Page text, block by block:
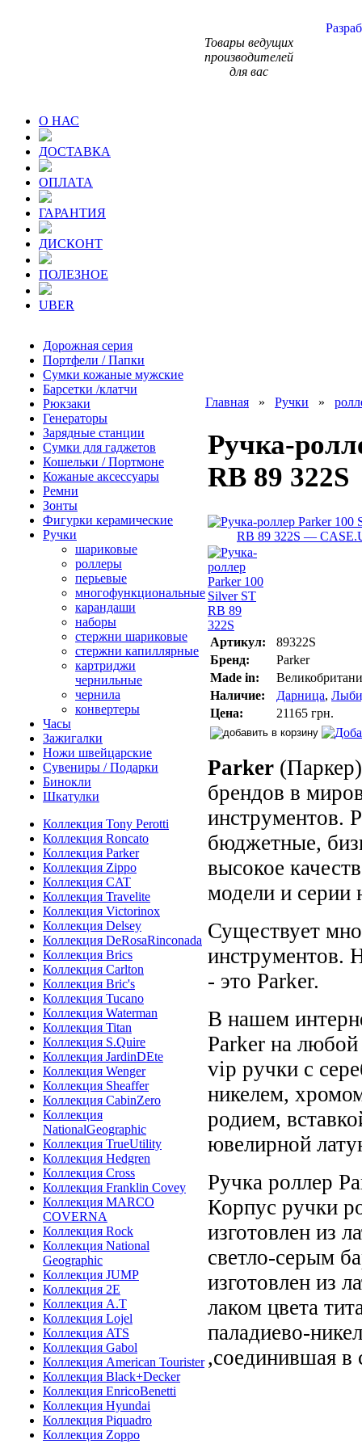
Товары ведущих
производителей
для вас
О НАС
ДОСТАВКА
ОПЛАТА
ГАРАНТИЯ
ДИСКОНТ
ПОЛЕЗНОЕ
UBER
Дорожная серия
Портфели / Папки
Сумки кожаные мужские
Барсетки /клатчи
Рюкзаки
Генераторы
Зарядные станции
Сумки для гаджетов
Кошельки / Портмоне
Кожаные аксессуары
Ремни
Зонты
Фигурки керамические
Ручки
шариковые
роллеры
перьевые
многофункциональные
карандаши
наборы
стержни шариковые
стержни капиллярные
картриджи
чернильные
чернила
конвертеры
Часы
Зажигалки
Ножи швейцарские
Сувениры / Подарки
Бинокли
Шкатулки
Коллекция Tony Perotti
Коллекция Roncato
Коллекция Parker
Коллекция Zippo
Коллекция CAT
Коллекция Travelite
Коллекция Victorinox
Коллекция Delsey
Коллекция DeRosaRinconada
Коллекция Brics
Коллекция Carlton
Коллекция Bric's
Коллекция Tucano
Коллекция Waterman
Коллекция Titan
Коллекция S.Quire
Коллекция JardinDEte
Коллекция Wenger
Коллекция Sheaffer
Коллекция CabinZero
Коллекция
NationalGeographic
Коллекция TrueUtility
Коллекция Hedgren
Коллекция Cross
Коллекция Franklin Covey
Коллекция MARCO
COVERNA
Коллекция Rock
Коллекция National
Geographic
Коллекция JUMP
Коллекция 2E
Коллекция A.T
Коллекция Lojel
Коллекция ATS
Коллекция Gabol
Коллекция American Tourister
Коллекция Black+Decker
Коллекция EnricoBenetti
Коллекция Hyundai
Коллекция Piquadro
Коллекция Zoppo
Главная » Ручки »
Ручка-
RB 89 322S
Артикул:
89322S
Бренд:
Parker
Made in:
Наличие:
Дарница,
Цена:
21165 грн.
Parker
брендов в
инструментов.
бюджетные,
высокое
модели и серии
Существует
инструментов.
- это Parker.
В нашем
Parker на
vip ручки с
никелем,
родием,
ювелирной
Ручка роллер
Корпус ручки
изготовлен из
светло-серым
изготовлен из
лаком цвета
паладиево-
,соединившая в